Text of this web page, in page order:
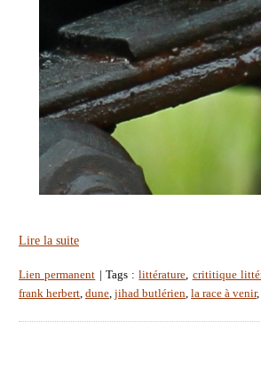
Lire la suite
Lien permanent | Tags :littérature, crititique
frank herbert, dune, jihad butlérien, la race à venir,